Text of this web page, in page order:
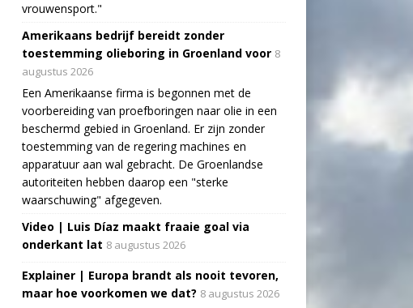
vrouwensport."
Amerikaans bedrijf bereidt zonder
toestemming olieboring in Groenland voor 8
augustus 2026
Een Amerikaanse firma is begonnen met de
voorbereiding van proefboringen naar olie in een
beschermd gebied in Groenland. Er zijn zonder
toestemming van de regering machines en
apparatuur aan wal gebracht. De Groenlandse
autoriteiten hebben daarop een "sterke
waarschuwing" afgegeven.
Video | Luis Díaz maakt fraaie goal via
onderkant lat 8 augustus 2026
Explainer | Europa brandt als nooit tevoren,
maar hoe voorkomen we dat? 8 augustus 2026